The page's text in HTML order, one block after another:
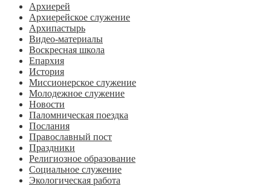
Архиерей
Архиерейское служение
Архипастырь
Видео-материалы
Воскресная школа
Епархия
История
Миссионерское служение
Молодежное служение
Новости
Паломническая поездка
Послания
Православный пост
Праздники
Религиозное образование
Социальное служение
Экологическая работа